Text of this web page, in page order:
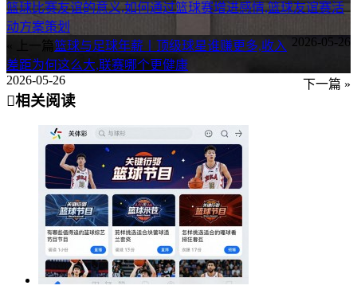
篮球比赛友谊的意义,如何通过篮球赛增进感情,篮球友谊赛活
动方案策划
« 上一篇
2026-05-26
篮球与足球年薪丨顶级球星谁赚更多,收入
差距为何这么大,联赛哪个更健康
下一篇 »
2026-05-26
相关阅读